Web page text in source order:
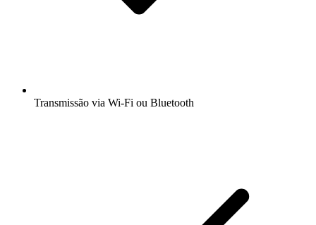
Transmissão via Wi-Fi ou Bluetooth